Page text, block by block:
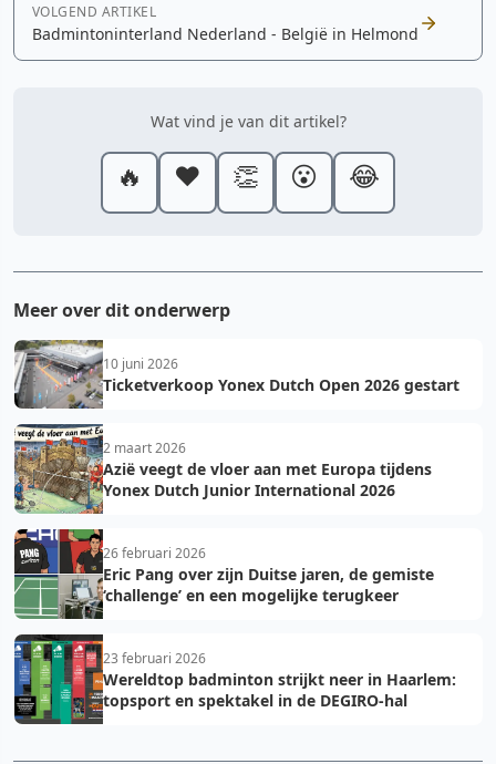
VOLGEND ARTIKEL
Badmintoninterland Nederland - België in Helmond
Wat vind je van dit artikel?
🔥 ❤️ 👏 😮 😂
Meer over dit onderwerp
10 juni 2026
Ticketverkoop Yonex Dutch Open 2026 gestart
2 maart 2026
Azië veegt de vloer aan met Europa tijdens
Yonex Dutch Junior International 2026
26 februari 2026
Eric Pang over zijn Duitse jaren, de gemiste
‘challenge’ en een mogelijke terugkeer
23 februari 2026
Wereldtop badminton strijkt neer in Haarlem:
topsport en spektakel in de DEGIRO-hal